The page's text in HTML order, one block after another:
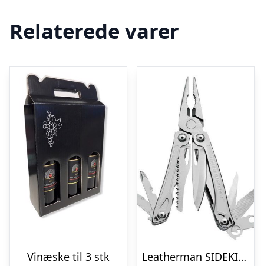
Relaterede varer
Vinæske til 3 stk
Leatherman SIDEKICKÂ® – Multi-Værktøj